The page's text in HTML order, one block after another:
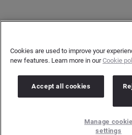
Company number: 03898053 | N° TVA
Cookies are used to improve your
new features. Learn more in ourCookie
Accept all cookies
Manage cookie
settings